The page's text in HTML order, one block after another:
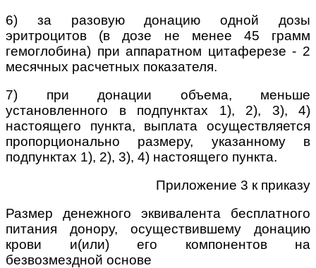
6) за разовую донацию одной дозы
эритроцитов (в дозе не менее 45 грамм
гемоглобина) при аппаратном цитаферезе - 2
месячных расчетных показателя.
7) при донации объема, меньше
установленного в подпунктах 1), 2), 3), 4)
настоящего пункта, выплата осуществляется
пропорционально размеру, указанному в
подпунктах 1), 2), 3), 4) настоящего пункта.
Приложение 3 к приказу
Размер денежного эквивалента бесплатного
питания донору, осуществившему донацию
крови и(или) его компонентов на
безвозмездной основе